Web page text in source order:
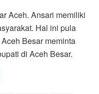
Aceh. Ansari memiliki
Hal ini pula
Besar meminta
di Aceh Besar.